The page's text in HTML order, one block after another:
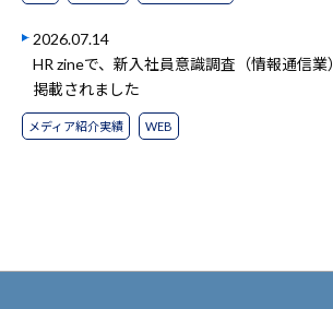
2026.07.14
HR zineで、新入社員意識調査（情報通信
掲載されました
メディア紹介実績 WEB